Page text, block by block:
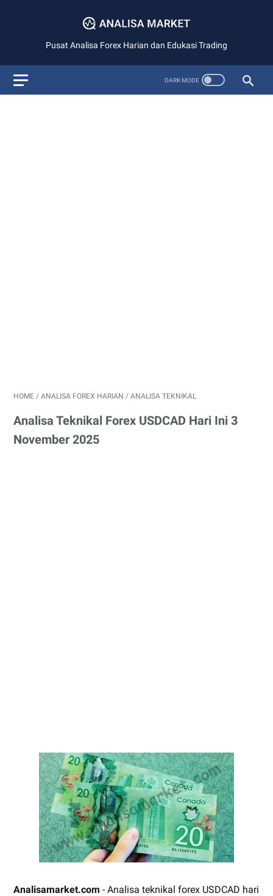
Pusat Analisa Forex Harian dan Edukasi Trading
HOME / ANALISA FOREX HARIAN / ANALISA TEKNIKAL
Analisa Teknikal Forex USDCAD Hari Ini 3
November 2025
Analisamarket.com - Analisa teknikal forex USDCAD hari